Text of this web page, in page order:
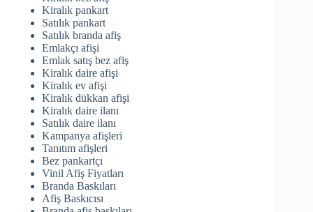
Kiralık pankart
Satılık pankart
Satılık branda afiş
Emlakçı afişi
Emlak satış bez afiş
Kiralık daire afişi
Kiralık ev afişi
Kiralık dükkan afişi
Kiralık daire ilanı
Satılık daire ilanı
Kampanya afişleri
Tanıtım afişleri
Bez pankartçı
Vinil Afiş Fiyatları
Branda Baskıları
Afiş Baskıcısı